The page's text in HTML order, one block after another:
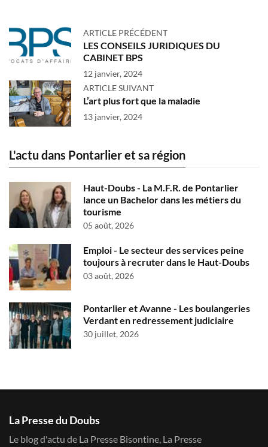
ARTICLE PRÉCÉDENT
LES CONSEILS JURIDIQUES DU
CABINET BPS
12 janvier, 2024
ARTICLE SUIVANT
L’art plus fort que la maladie
13 janvier, 2024
L'actu dans Pontarlier et sa région
Haut-Doubs - La M.F.R. de Pontarlier
lance un Bachelor dans les métiers du
tourisme
05 août, 2026
Emploi - Le secteur des services peine
toujours à recruter dans le Haut-Doubs
03 août, 2026
Pontarlier et Avanne - Les boulangeries
Verdant en redressement judiciaire
30 juillet, 2026
La Presse du Doubs
Le blog d'actu de La Presse Bisontine, La Presse